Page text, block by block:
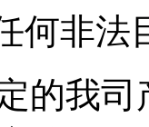
何非
的我